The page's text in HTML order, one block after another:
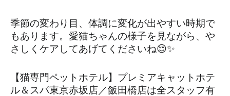
季節の変わり目、体調に変化が出やすい時期で
もあります。愛猫ちゃんの様子を見ながら、や
さしくケアしてあげてくださいね😌✨
【猫専門ペットホテル】プレミアキャットホテ
ル＆スパ東京赤坂店／飯田橋店は全スタッフ有